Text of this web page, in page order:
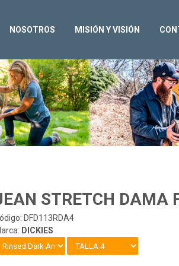
NOSOTROS MISIÓN Y VISIÓN
STRETCH DAMA
DFD113RDA4
DICKIES